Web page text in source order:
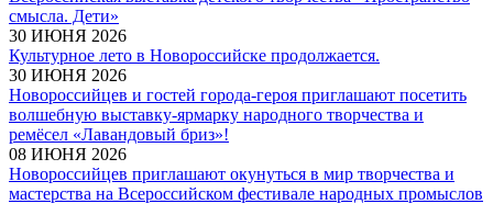
смысла. Дети»
30 ИЮНЯ 2026
Культурное лето в Новороссийске продолжается.
30 ИЮНЯ 2026
Новороссийцев и гостей города-героя приглашают посетить
волшебную выставку-ярмарку народного творчества и
ремёсел «Лавандовый бриз»!
08 ИЮНЯ 2026
Новороссийцев приглашают окунуться в мир творчества и
мастерства на Всероссийском фестивале народных промыслов